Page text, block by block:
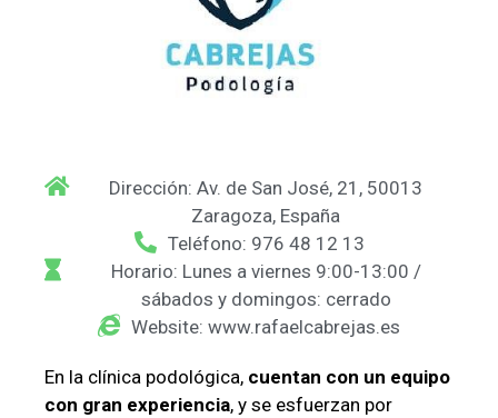
Dirección: Av. de San José, 21, 50013
Zaragoza, España
Teléfono: 976 48 12 13
Horario: Lunes a viernes 9:00-13:00 /
sábados y domingos: cerrado
Website: www.rafaelcabrejas.es
En la clínica podológica, cuentan con un equipo
con gran experiencia, y se esfuerzan por